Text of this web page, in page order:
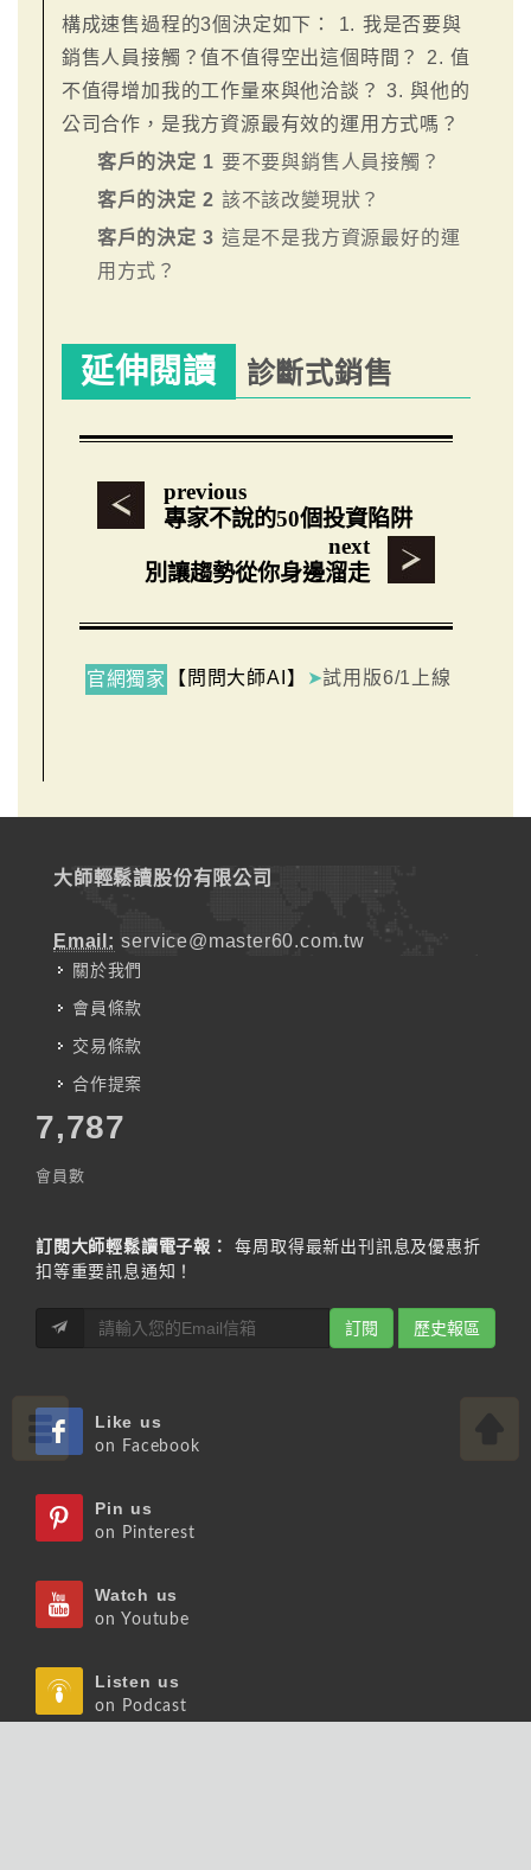
構成速售過程的3個決定如下： 1. 我是否要與
銷售人員接觸？值不值得空出這個時間？ 2. 值
不值得增加我的工作量來與他洽談？ 3. 與他的
公司合作，是我方資源最有效的運用方式嗎？
客戶的決定 1 要不要與銷售人員接觸？
客戶的決定 2 該不該改變現狀？
客戶的決定 3 這是不是我方資源最好的運
用方式？
延伸閱讀 診斷式銷售
previous
專家不說的50個投資陷阱
next
別讓趨勢從你身邊溜走
官網獨家 【問問大師AI】 ➤試用版6/1上線
大師輕鬆讀股份有限公司
Email: service@master60.com.tw
關於我們
會員條款
交易條款
合作提案
7,787
會員數
訂閱大師輕鬆讀電子報：
每周取得最新出刊訊息及優惠折
扣等重要訊息通知！
訂閱 歷史報區
Like us
on Facebook
Pin us
on Pinterest
Watch us
on Youtube
Listen us
on Podcast